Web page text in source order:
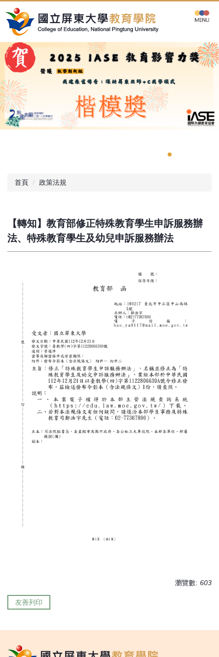
到
主
內
容
區
首頁 政策法規
【轉知】教育部修正特殊教育學生申訴服務辦
法、特殊教育學生及幼兒申訴服務辦法
瀏覽數: 603
友善列印